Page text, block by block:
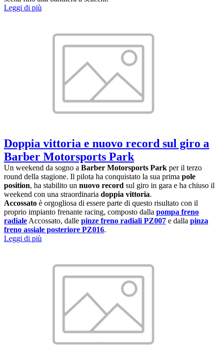
Leggi di più
Doppia vittoria e nuovo record sul giro a
Barber Motorsports Park
Un weekend da sogno a Barber Motorsports Park per il terzo
round della stagione. Il pilota ha conquistato la sua prima pole
position, ha stabilito un nuovo record sul giro in gara e ha chiuso il
weekend con una straordinaria doppia vittoria.
Accossato è orgogliosa di essere parte di questo risultato con il
proprio impianto frenante racing, composto dalla pompa freno
radiale Accossato, dalle pinze freno radiali PZ007 e dalla pinza
freno assiale posteriore PZ016.
Leggi di più